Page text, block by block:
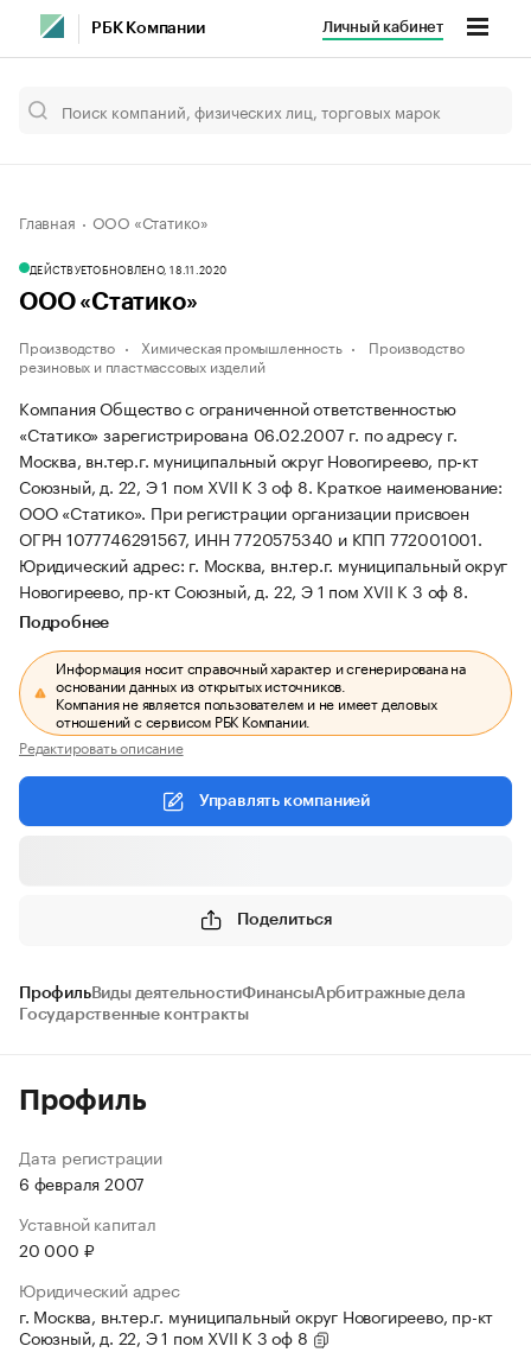
РБК Компании Личный кабинет
Главная ООО «Статико»
ДЕЙСТВУЕТОБНОВЛЕНО, 18.11.2020
ООО «Статико»
Производство Химическая промышленность
Производство
резиновых и пластмассовых изделий
Компания Общество с ограниченной ответственностью
«Статико» зарегистрирована 06.02.2007 г. по адресу г.
Москва, вн.тер.г. муниципальный округ Новогиреево, пр-кт
Союзный, д. 22, Э 1 пом XVII К 3 оф 8. Краткое наименование:
ООО «Статико». При регистрации организации присвоен
ОГРН 1077746291567, ИНН 7720575340 и КПП 772001001.
Юридический адрес: г. Москва, вн.тер.г. муниципальный округ
Новогиреево, пр-кт Союзный, д. 22, Э 1 пом XVII К 3 оф 8.
Подробнее
Информация носит справочный характер и сгенерирована на
основании данных из открытых источников.
Компания не является пользователем и не имеет деловых
отношений с сервисом РБК Компании.
Редактировать описание
Управлять компанией
Поделиться
ПрофильВиды деятельностиФинансыАрбитражные дела
Государственные контракты
Профиль
Дата регистрации
6 февраля 2007
Уставной капитал
20 000 ₽
Юридический адрес
г. Москва, вн.тер.г. муниципальный округ Новогиреево, пр-кт
Союзный, д. 22, Э 1 пом XVII К 3 оф 8